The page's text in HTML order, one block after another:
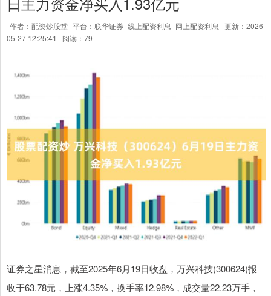
作者：配资炒股堂 平台：联华证券_线上配资利息_网上配资利息
更新：2026-
05-27 12:25:41
阅读：79
证券之星消息，截至2025年6月19日收盘，万兴科技(300624)报
收于63.78元，上涨4.35%，换手率12.98%，成交量22.23万手，